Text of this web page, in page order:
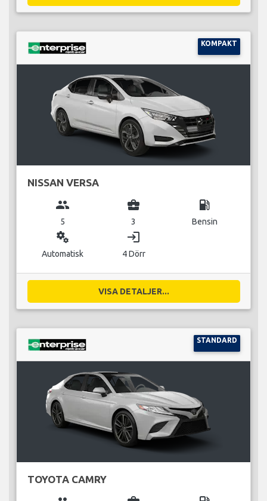
KOMPAKT
NISSAN VERSA
group
5
business_center
3
local_gas_station
Bensin
miscellaneous_services
Automatisk
login
4 Dörr
VISA DETALJER...
STANDARD
TOYOTA CAMRY